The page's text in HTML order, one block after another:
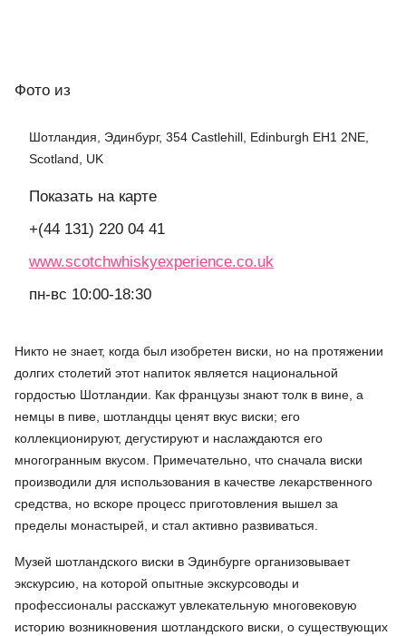
Фото из
Шотландия, Эдинбург, 354 Castlehill, Edinburgh EH1 2NE,
Scotland, UK
Показать на карте
+(44 131) 220 04 41
www.scotchwhiskyexperience.co.uk
пн-вс 10:00-18:30
Никто не знает, когда был изобретен виски, но на протяжении
долгих столетий этот напиток является национальной
гордостью Шотландии. Как французы знают толк в вине, а
немцы в пиве, шотландцы ценят вкус виски; его
коллекционируют, дегустируют и наслаждаются его
многогранным вкусом. Примечательно, что сначала виски
производили для использования в качестве лекарственного
средства, но вскоре процесс приготовления вышел за
пределы монастырей, и стал активно развиваться.
Музей шотландского виски в Эдинбурге организовывает
экскурсию, на которой опытные экскурсоводы и
профессионалы расскажут увлекательную многовековую
историю возникновения шотландского виски, о существующих